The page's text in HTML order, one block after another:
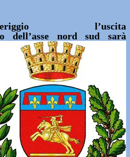
l’uscita
dell’asse nord sud sarà